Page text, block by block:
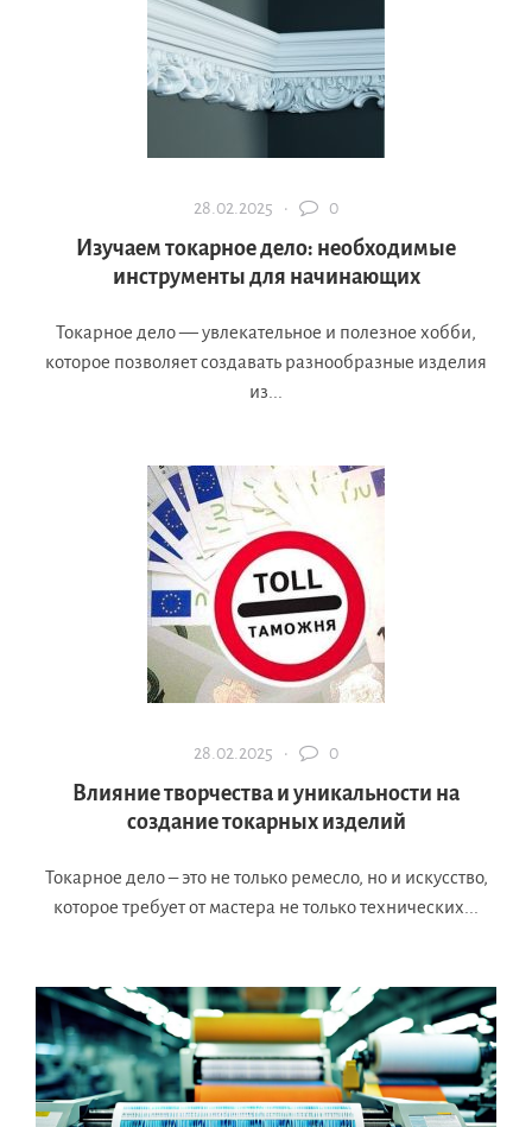
28.02.2025 · 0
Изучаем токарное дело: необходимые
инструменты для начинающих
Токарное дело — увлекательное и полезное хобби,
которое позволяет создавать разнообразные изделия
из...
28.02.2025 · 0
Влияние творчества и уникальности на
создание токарных изделий
Токарное дело – это не только ремесло, но и искусство,
которое требует от мастера не только технических...